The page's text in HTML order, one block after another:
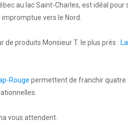
au lac Saint-Charles, est idéal pour
vers le Nord.
de produits Monsieur T. le plus près :
Rouge permettent de franchir quatre
vous attendent.